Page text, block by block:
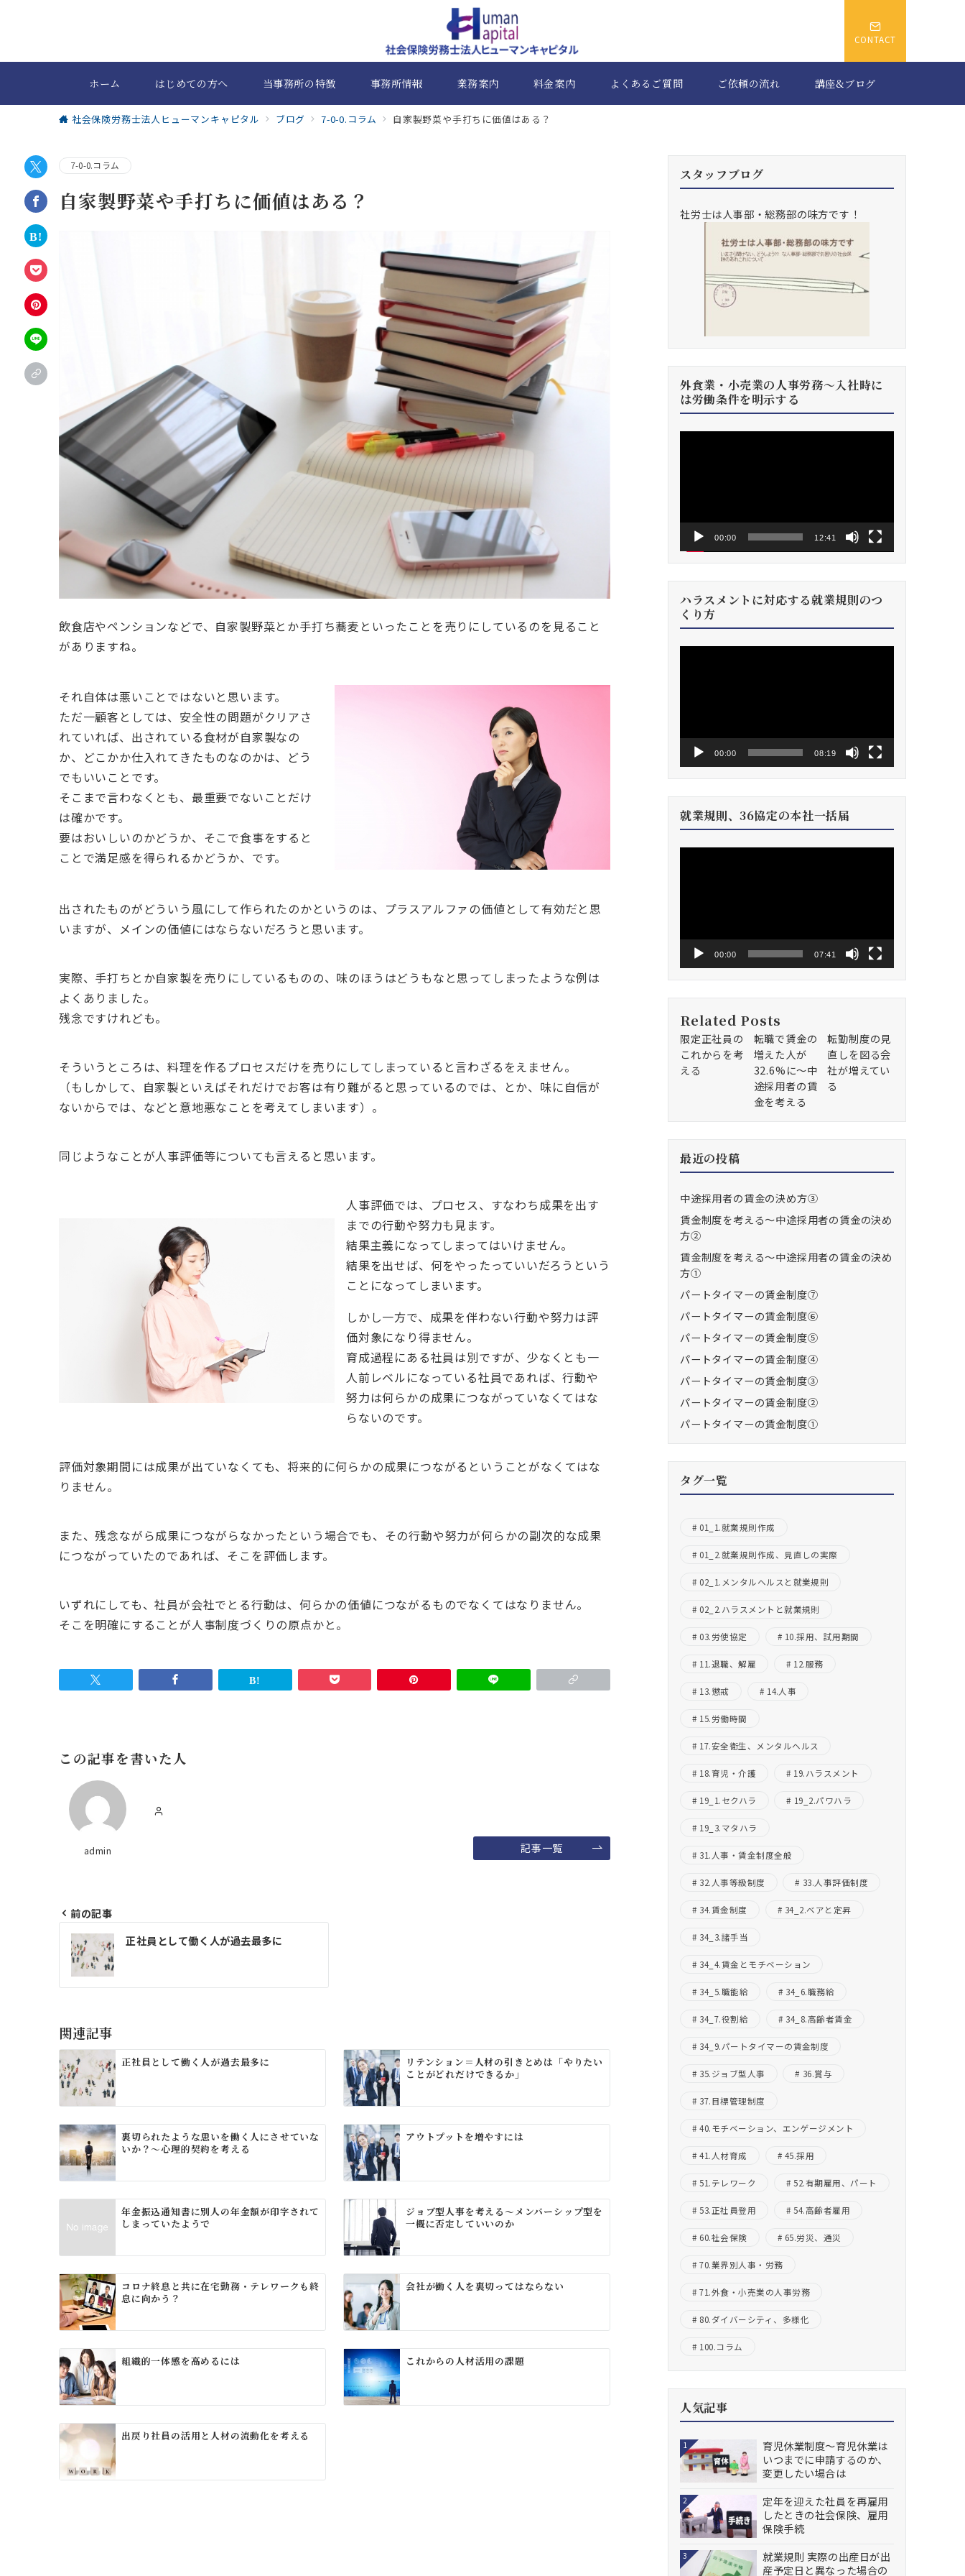
CONTACT
ホーム はじめての方へ 当事務所の特徴 事務所情報 業務案内 料金案内 よくあるご質問 ご依頼の流れ 講座&ブログ
社会保険労務士法人ヒューマンキャピタル ブログ 7-0-0.コラム 自家製野菜や手打ちに価値はある？
7-0-0.コラム
自家製野菜や手打ちに価値はある？
飲食店やペンションなどで、自家製野菜とか手打ち蕎麦といったことを売りにしているのを見ること
がありますね。
それ自体は悪いことではないと思います。
ただ一顧客としては、安全性の問題がクリアさ
れていれば、出されている食材が自家製なの
か、どこかか仕入れてきたものなのかは、どう
でもいいことです。
そこまで言わなくとも、最重要でないことだけ
は確かです。
要はおいしいのかどうか、そこで食事をすると
ことで満足感を得られるかどうか、です。
出されたものがどういう風にして作られたのかというのは、プラスアルファの価値として有効だと思
いますが、メインの価値にはならないだろうと思います。
実際、手打ちとか自家製を売りにしているものの、味のほうはどうもなと思ってしまったような例は
よくありました。
残念ですけれども。
そういうところは、料理を作るプロセスだけを売りにしてしまっていると言わざるをえません。
（もしかして、自家製といえばそれだけでお客は有り難がると思っているのでは、とか、味に自信が
ないからでは、などと意地悪なことを考えてしまいます）。
同じようなことが人事評価等についても言えると思います。
人事評価では、プロセス、すなわち成果を出す
までの行動や努力も見ます。
結果主義になってしまってはいけません。
結果を出せば、何をやったっていいだろうという
ことになってしまいます。
しかし一方で、成果を伴わない行動や努力は評
価対象になり得ません。
育成過程にある社員は別ですが、少なくとも一
人前レベルになっている社員であれば、行動や
努力は何らかの成果につながっていなくてはな
らないのです。
評価対象期間には成果が出ていなくても、将来的に何らかの成果につながるということがなくてはな
りません。
また、残念ながら成果につながらなかったという場合でも、その行動や努力が何らかの副次的な成果
につながっていたのであれば、そこを評価します。
いずれにしても、社員が会社でとる行動は、何らかの価値につながるものでなくてはなりません。
そこを明確にすることが人事制度づくりの原点かと。
この記事を書いた人
admin 記事一覧
投
稿
ナ
ゲ
ー
シ
ョ
ン
前の記事
正社員として働く人が過去最多に
関連記事
正社員として働く人が過去最多に
リテンション＝人材の引きとめは「やりたい
ことがどれだけできるか」
裏切られたような思いを働く人にさせていな
いか？～心理的契約を考える
アウトプットを増やすには
年金振込通知書に別人の年金額が印字されて
しまっていたようで
ジョブ型人事を考える～メンバーシップ型を
一概に否定していいのか
コロナ終息と共に在宅勤務・テレワークも終
息に向かう？
会社が働く人を裏切ってはならない
組織的一体感を高めるには これからの人材活用の課題
出戻り社員の活用と人材の流動化を考える
スタッフブログ
社労士は人事部・総務部の味方です！
外食業・小売業の人事労務～入社時に
は労働条件を明示する
00:00 12:41
ハラスメントに対応する就業規則のつ
くり方
00:00 08:19
就業規則、36協定の本社一括届
00:00 07:41
Related Posts
限定正社員の
これからを考
える
転職で賃金の
増えた人が
32.6%に～中
途採用者の賃
金を考える
転勤制度の見
直しを図る会
社が増えてい
る
最近の投稿
中途採用者の賃金の決め方③
賃金制度を考える～中途採用者の賃金の決め
方②
賃金制度を考える～中途採用者の賃金の決め
方①
パートタイマーの賃金制度⑦
パートタイマーの賃金制度⑥
パートタイマーの賃金制度⑤
パートタイマーの賃金制度④
パートタイマーの賃金制度③
パートタイマーの賃金制度②
パートタイマーの賃金制度①
タグ一覧
01_1.就業規則作成
01_2.就業規則作成、見直しの実際
02_1.メンタルヘルスと就業規則
02_2.ハラスメントと就業規則
03.労使協定 10.採用、試用期間
11.退職、解雇 12.服務
13.懲戒 14.人事
15.労働時間
17.安全衛生、メンタルヘルス
18.育児・介護 19.ハラスメント
19_1.セクハラ 19_2.パワハラ
19_3.マタハラ
31.人事・賃金制度全般
32.人事等級制度 33.人事評価制度
34.賃金制度 34_2.ベアと定昇
34_3.諸手当
34_4.賃金とモチベーション
34_5.職能給 34_6.職務給
34_7.役割給 34_8.高齢者賃金
34_9.パートタイマーの賃金制度
35.ジョブ型人事 36.賞与
37.目標管理制度
40.モチベーション、エンゲージメント
41.人材育成 45.採用
51.テレワーク 52.有期雇用、パート
53.正社員登用 54.高齢者雇用
60.社会保険 65.労災、通災
70.業界別人事・労務
71.外食・小売業の人事労務
80.ダイバーシティ、多様化
100.コラム
人気記事
1
育児休業制度～育児休業は
いつまでに申請するのか、
変更したい場合は
2
定年を迎えた社員を再雇用
したときの社会保険、雇用
保険手続
3
就業規則 実際の出産日が出
産予定日と異なった場合の